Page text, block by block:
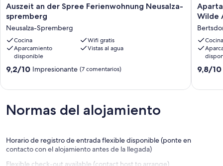
Auszeit
an
der
Spree
Ferienwohnung
Neusalza-
spremberg
Neusalza-
Auszeit an der Spree Ferienwohnung Neusalza-
spremberg
Neusalza-Spremberg
Cocina
Wifi gratis
Aparcamiento
disponible
Vistas al agua
9.2
(7 comentarios)
9,2/10 Impresionante (7 comentarios)
de
en
Wilde
Montes
Wilde
Cocina
9.8
9,8/10
Normas del alojamiento
Horario de registro de entrada flexible disponible (ponte en
contacto con el alojamiento antes de la llegada)
Flexible check-out available (contact host to arrange)